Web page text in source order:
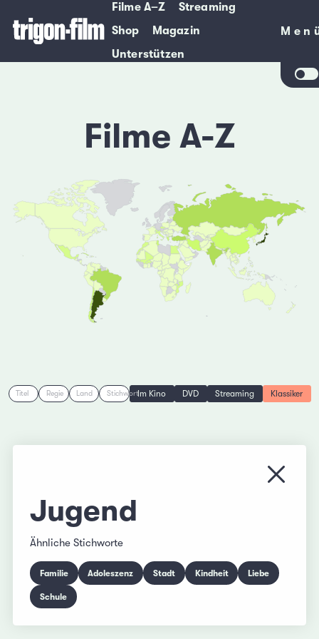
Filme A–Z
Streaming
Shop
Magazin
Unterstützen
Filme A-Z
Titel Regie Land StichwortIm Kino DVD Streaming Klassiker
Menü
Jugend
Ähnliche Stichworte
Familie Adoleszenz Stadt Kindheit Liebe
Schule